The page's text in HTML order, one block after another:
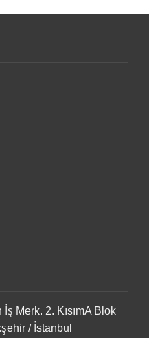
Merk. 2. KısımA Blok
/ İstanbul